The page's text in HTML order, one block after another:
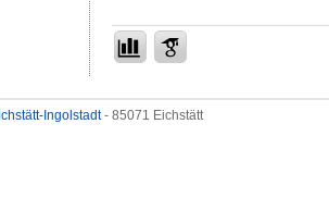
Ingolstadt- 85071 Eichstätt